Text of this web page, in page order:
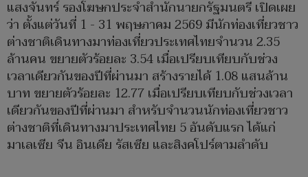
แสงจันทร์ รองโฆษกประจำสำนักนายกรัฐมนตรี เปิดเผย
ว่า ตั้งแต่วันที่ 1 - 31 พฤษภาคม 2569 มีนักท่องเที่ยวชาว
ต่างชาติเดินทางมาท่องเที่ยวประเทศไทยจำนวน 2.35
ล้านคน ขยายตัวร้อยละ 3.54 เมื่อเปรียบเทียบกับช่วง
เวลาเดียวกันของปีที่ผ่านมา สร้างรายได้ 1.08 แสนล้าน
บาท ขยายตัวร้อยละ 12.77 เมื่อเปรียบเทียบกับช่วงเวลา
เดียวกันของปีที่ผ่านมา สำหรับจำนวนนักท่องเที่ยวชาว
ต่างชาติที่เดินทางมาประเทศไทย 5 อันดับแรก ได้แก่
มาเลเซีย จีน อินเดีย รัสเซีย และสิงคโปร์ตามลำดับ